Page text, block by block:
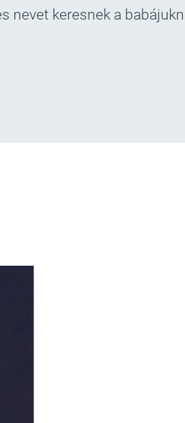
nevet keresnek a